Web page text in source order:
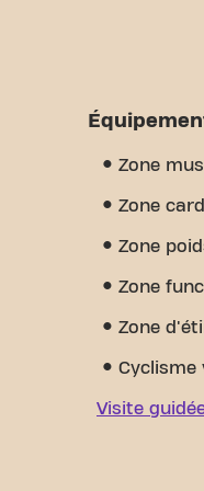
Zone
Zone
Zone
Zone
Zone
Cyclisme
Visite